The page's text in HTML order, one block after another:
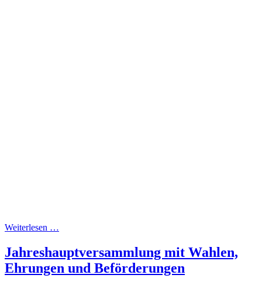
Weiterlesen …
Jahreshauptversammlung mit Wahlen,
Ehrungen und Beförderungen